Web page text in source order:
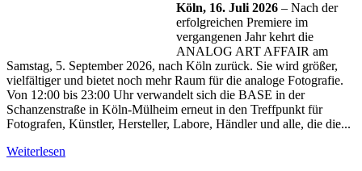
Köln, 16. Juli 2026 – Nach der
erfolgreichen Premiere im
vergangenen Jahr kehrt die
ANALOG ART AFFAIR am
Samstag, 5. September 2026, nach Köln zurück. Sie wird größer,
vielfältiger und bietet noch mehr Raum für die analoge Fotografie.
Von 12:00 bis 23:00 Uhr verwandelt sich die BASE in der
Schanzenstraße in Köln-Mülheim erneut in den Treffpunkt für
Fotografen, Künstler, Hersteller, Labore, Händler und alle, die die...
Weiterlesen